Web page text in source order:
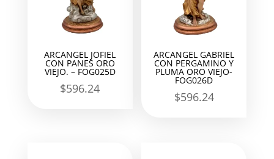
ARCANGEL JOFIEL
CON PANES ORO
VIEJO. – FOG025D
$596.24
ARCANGEL GABRIEL
CON PERGAMINO Y
PLUMA ORO VIEJO-
FOG026D
$596.24